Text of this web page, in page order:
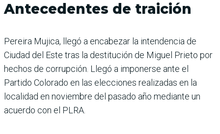
Antecedentes de traición
Pereira Mujica, llegó a encabezar la intendencia de
Ciudad del Este tras la destitución de Miguel Prieto por
hechos de corrupción. Llegó a imponerse ante el
Partido Colorado en las elecciones realizadas en la
localidad en noviembre del pasado año mediante un
acuerdo con el PLRA.